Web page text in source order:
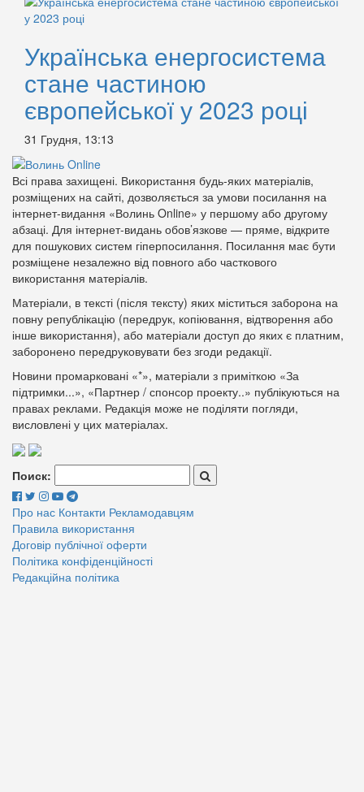
Українська енергосистема
стане частиною
європейської у 2023 році
31 Грудня, 13:13
Всі права захищені. Використання будь-яких матеріалів,
розміщених на сайті, дозволяється за умови посилання на
інтернет-видання «Волинь Online» у першому або другому
абзаці. Для інтернет-видань обов’язкове — пряме, відкрите
для пошукових систем гіперпосилання. Посилання має бути
розміщене незалежно від повного або часткового
використання матеріалів.
Матеріали, в тексті (після тексту) яких міститься заборона на
повну републікацію (передрук, копіювання, відтворення або
інше використання), або матеріали доступ до яких є платним,
заборонено передруковувати без згоди редакції.
Новини промарковані «*», матеріали з приміткою «За
підтримки...», «Партнер / спонсор проекту..» публікуються на
правах реклами. Редакція може не поділяти погляди,
висловлені у цих матеріалах.
Поиск:
Про нас Контакти Рекламодавцям
Правила використання
Договір публічної оферти
Політика конфіденційності
Редакційна політика